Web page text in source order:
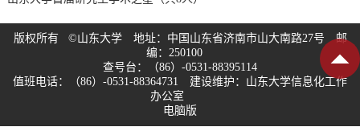
版权所有 ©山东大学 地址：中国山东省济南市山大南路27号 邮
编：250100
查号台：（86）-0531-88395114
值班电话：（86）-0531-88364731 建设维护：山东大学信息化工作
办公室
电脑版